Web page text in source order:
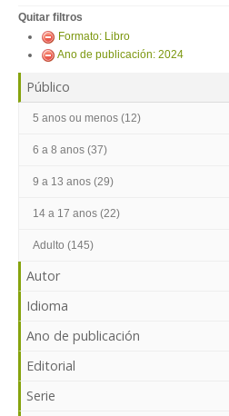
Quitar filtros
Formato: Libro
Ano de publicación: 2024
Público
5 anos ou menos (12)
6 a 8 anos (37)
9 a 13 anos (29)
14 a 17 anos (22)
Adulto (145)
Autor
Idioma
Ano de publicación
Editorial
Serie